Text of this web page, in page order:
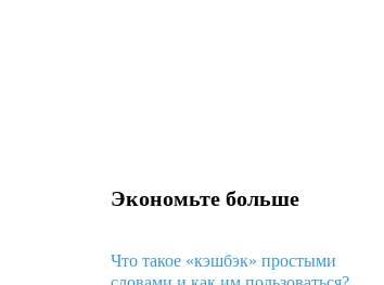
Экономьте больше
Что такое «кэшбэк» простыми